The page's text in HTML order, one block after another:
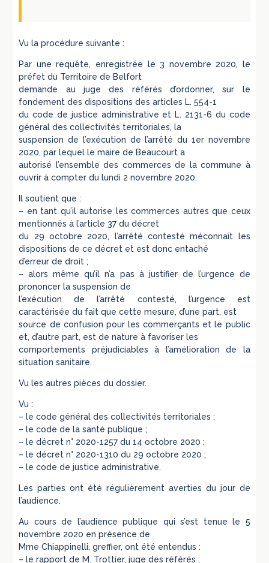
Vu la procédure suivante :
Par une requête, enregistrée le 3 novembre 2020, le
préfet du Territoire de Belfort
demande au juge des référés d’ordonner, sur le
fondement des dispositions des articles L. 554-1
du code de justice administrative et L. 2131-6 du code
général des collectivités territoriales, la
suspension de l’exécution de l’arrêté du 1er novembre
2020, par lequel le maire de Beaucourt a
autorisé l’ensemble des commerces de la commune à
ouvrir à compter du lundi 2 novembre 2020.
Il soutient que :
– en tant qu’il autorise les commerces autres que ceux
mentionnés à l’article 37 du décret
du 29 octobre 2020, l’arrêté contesté méconnaît les
dispositions de ce décret et est donc entaché
d’erreur de droit ;
– alors même qu’il n’a pas à justifier de l’urgence de
prononcer la suspension de
l’exécution de l’arrêté contesté, l’urgence est
caractérisée du fait que cette mesure, d’une part, est
source de confusion pour les commerçants et le public
et, d’autre part, est de nature à favoriser les
comportements préjudiciables à l’amélioration de la
situation sanitaire.
Vu les autres pièces du dossier.
Vu :
– le code général des collectivités territoriales ;
– le code de la santé publique ;
– le décret n° 2020-1257 du 14 octobre 2020 ;
– le décret n° 2020-1310 du 29 octobre 2020 ;
– le code de justice administrative.
Les parties ont été régulièrement averties du jour de
l’audience.
Au cours de l’audience publique qui s’est tenue le 5
novembre 2020 en présence de
Mme Chiappinelli, greffier, ont été entendus :
– le rapport de M. Trottier, juge des référés ;